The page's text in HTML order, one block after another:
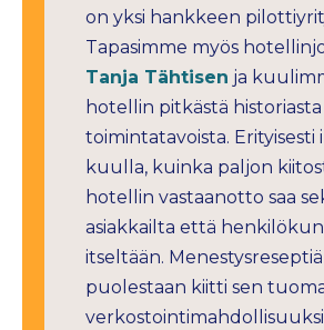
on yksi hankkeen
Tapasimme myös
Tanja Tähtisen ja
hotellin pitkästä historiasta
toimintatavoista.
kuulla, kuinka paljon
hotellin vastaanotto saa
asiakkailta että
itseltään.
puolestaan kiitti sen